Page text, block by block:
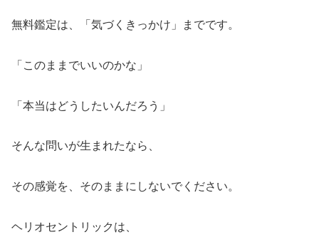
無料鑑定は、「気づくきっかけ」までです。
「このままでいいのかな」
「本当はどうしたいんだろう」
そんな問いが生まれたなら、
その感覚を、そのままにしないでください。
ヘリオセントリックは、